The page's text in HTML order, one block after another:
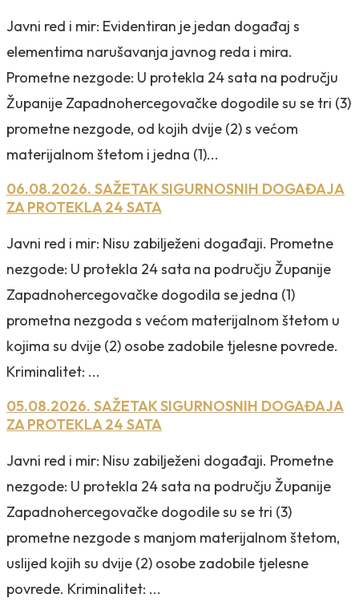
Javni red i mir: Evidentiran je jedan događaj s
elementima narušavanja javnog reda i mira.
Prometne nezgode: U protekla 24 sata na području
Županije Zapadnohercegovačke dogodile su se tri (3)
prometne nezgode, od kojih dvije (2) s većom
materijalnom štetom i jedna (1)...
06.08.2026. SAŽETAK SIGURNOSNIH DOGAĐAJA
ZA PROTEKLA 24 SATA
Javni red i mir: Nisu zabilježeni događaji. Prometne
nezgode: U protekla 24 sata na području Županije
Zapadnohercegovačke dogodila se jedna (1)
prometna nezgoda s većom materijalnom štetom u
kojima su dvije (2) osobe zadobile tjelesne povrede.
Kriminalitet: ...
05.08.2026. SAŽETAK SIGURNOSNIH DOGAĐAJA
ZA PROTEKLA 24 SATA
Javni red i mir: Nisu zabilježeni događaji. Prometne
nezgode: U protekla 24 sata na području Županije
Zapadnohercegovačke dogodile su se tri (3)
prometne nezgode s manjom materijalnom štetom,
uslijed kojih su dvije (2) osobe zadobile tjelesne
povrede. Kriminalitet: ...